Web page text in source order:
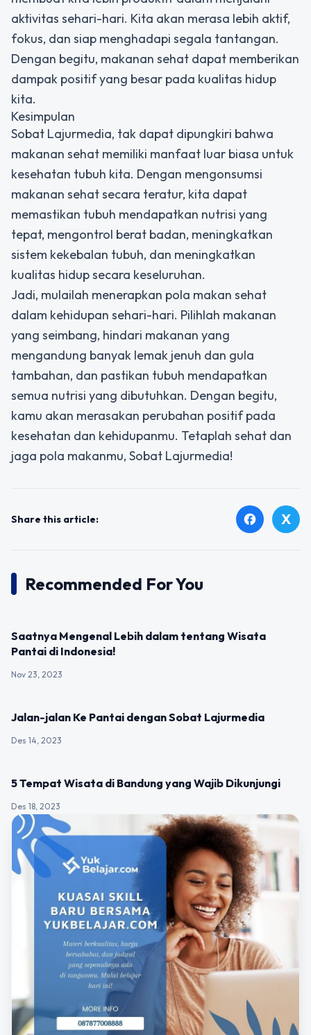
aktivitas sehari-hari. Kita akan merasa lebih aktif,
fokus, dan siap menghadapi segala tantangan.
Dengan begitu, makanan sehat dapat memberikan
dampak positif yang besar pada kualitas hidup
kita.
Kesimpulan
Sobat Lajurmedia, tak dapat dipungkiri bahwa
makanan sehat memiliki manfaat luar biasa untuk
kesehatan tubuh kita. Dengan mengonsumsi
makanan sehat secara teratur, kita dapat
memastikan tubuh mendapatkan nutrisi yang
tepat, mengontrol berat badan, meningkatkan
sistem kekebalan tubuh, dan meningkatkan
kualitas hidup secara keseluruhan.
Jadi, mulailah menerapkan pola makan sehat
dalam kehidupan sehari-hari. Pilihlah makanan
yang seimbang, hindari makanan yang
mengandung banyak lemak jenuh dan gula
tambahan, dan pastikan tubuh mendapatkan
semua nutrisi yang dibutuhkan. Dengan begitu,
kamu akan merasakan perubahan positif pada
kesehatan dan kehidupanmu. Tetaplah sehat dan
jaga pola makanmu, Sobat Lajurmedia!
Share this article: facebook X
Recommended For You
Saatnya Mengenal Lebih dalam tentang Wisata
Pantai di Indonesia!
Nov 23, 2023
Jalan-jalan Ke Pantai dengan Sobat Lajurmedia
Des 14, 2023
5 Tempat Wisata di Bandung yang Wajib Dikunjungi
Des 18, 2023